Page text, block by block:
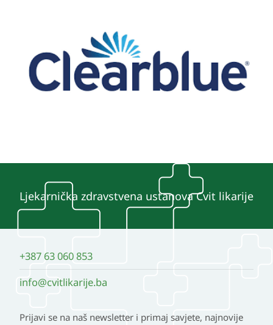
Ljekarnička zdravstvena ustanova Cvit likarije
+387 63 060 853
info@cvitlikarije.ba
Prijavi se na naš newsletter i primaj savjete, najnovije